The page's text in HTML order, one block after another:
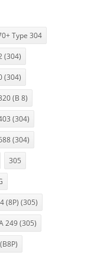
Type 304
(304)
(304)
(B 8)
(304)
(304)
305
(8P) (305)
249 (305)